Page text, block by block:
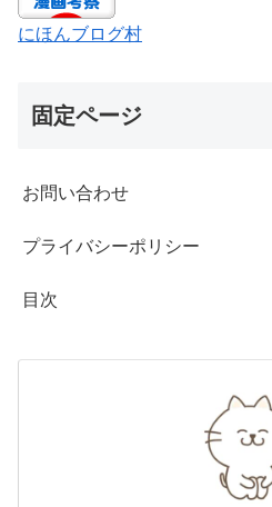
にほんブログ村
固定ページ
お問い合わせ
プライバシーポリシー
目次